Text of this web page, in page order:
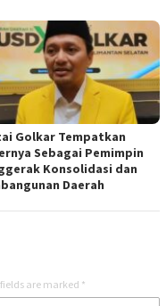
Golkar Tempatkan
Sebagai Pemimpin
Konsolidasi dan
Daerah
are marked *